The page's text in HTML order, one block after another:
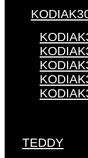
TEDDY